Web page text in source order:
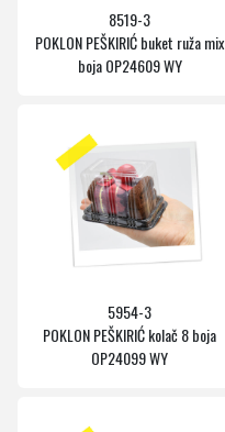
8519-3
POKLON PEŠKIRIĆ buket ruža mix
boja OP24609 WY
5954-3
POKLON PEŠKIRIĆ kolač 8 boja
OP24099 WY